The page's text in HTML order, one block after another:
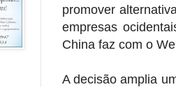
promover
empresas
China faz com o
A decisão amplia